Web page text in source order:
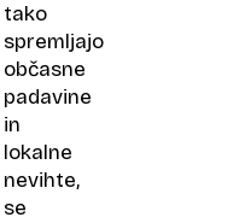
tako
spremljajo
občasne
padavine
in
lokalne
nevihte,
se